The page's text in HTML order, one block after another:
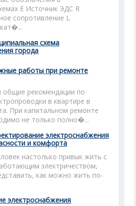
Е Источник ЭДС R
сопротивление L
схема
города
работы при ремонте
общие рекомендации по
в квартире в
При капитальном ремонте
не только полно�...
электроснабжения
и комфорта
настолько привык жить с
электричеством,
как можно жить по-
электроснабжения